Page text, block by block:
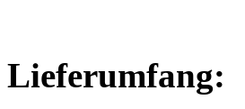
Lieferumfang: